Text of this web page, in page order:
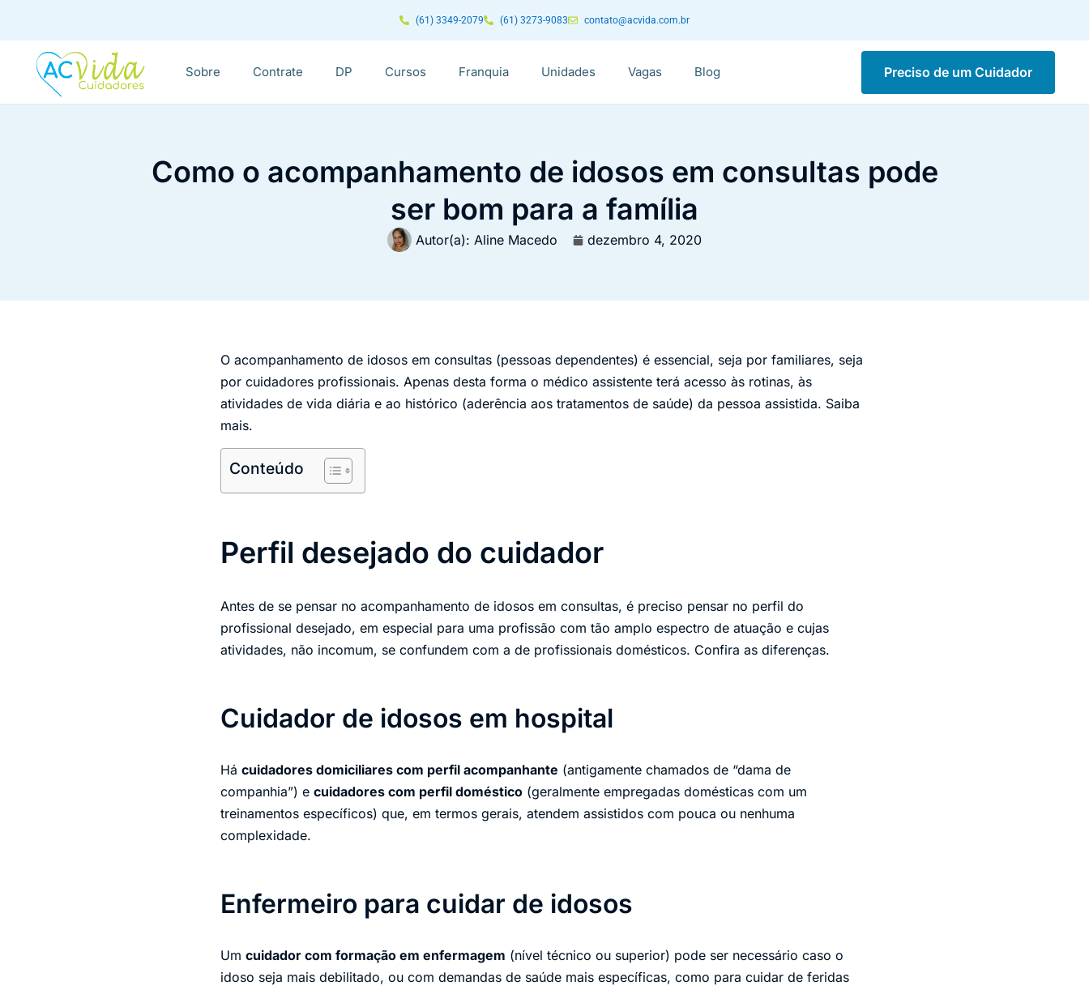
(61) 3349-2079 (61) 3273-9083 contato@acvida.com.br
Sobre Contrate DP Cursos Franquia Unidades Vagas Blog Preciso de um Cuidador
Como o acompanhamento de idosos em consultas pode
ser bom para a família
Autor(a): Aline Macedo dezembro 4, 2020
O acompanhamento de idosos em consultas (pessoas dependentes) é essencial, seja por familiares, seja
por cuidadores profissionais. Apenas desta forma o médico assistente terá acesso às rotinas, às
atividades de vida diária e ao histórico (aderência aos tratamentos de saúde) da pessoa assistida. Saiba
mais.
Conteúdo
Perfil desejado do cuidador
Antes de se pensar no acompanhamento de idosos em consultas, é preciso pensar no perfil do
profissional desejado, em especial para uma profissão com tão amplo espectro de atuação e cujas
atividades, não incomum, se confundem com a de profissionais domésticos. Confira as diferenças.
Cuidador de idosos em hospital
Há cuidadores domiciliares com perfil acompanhante (antigamente chamados de “dama de
companhia”) e cuidadores com perfil doméstico (geralmente empregadas domésticas com um
treinamentos específicos) que, em termos gerais, atendem assistidos com pouca ou nenhuma
complexidade.
Enfermeiro para cuidar de idosos
Um cuidador com formação em enfermagem (nível técnico ou superior) pode ser necessário caso o
idoso seja mais debilitado, ou com demandas de saúde mais específicas, como para cuidar de feridas